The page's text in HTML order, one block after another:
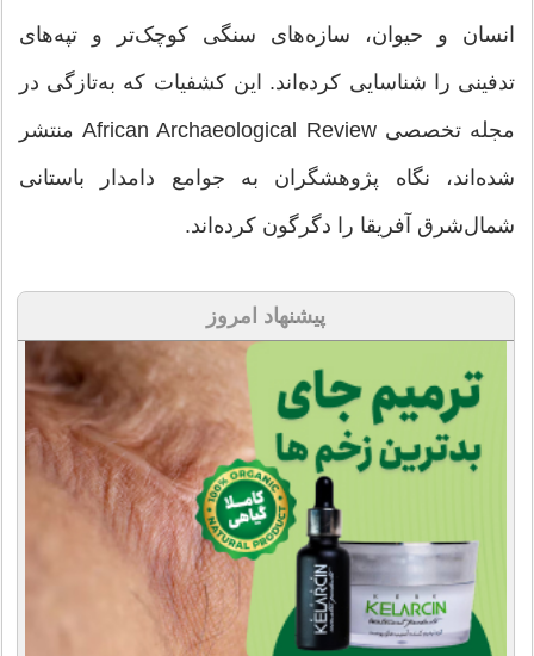
انسان و حیوان، سازه‌های سنگی کوچک‌تر و تپه‌های
تدفینی را شناسایی کرده‌اند. این کشفیات که به‌تازگی در
مجله تخصصی African Archaeological Review منتشر
شده‌اند، نگاه پژوهشگران به جوامع دامدار باستانی
شمال‌شرق آفریقا را دگرگون کرده‌اند.
پیشنهاد امروز